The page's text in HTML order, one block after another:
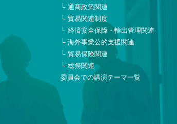
通商政策関連
貿易関連制度
経済安全保障・輸出管理関連
海外事業公的支援関連
貿易保険関連
総務関連
委員会での講演テーマ一覧